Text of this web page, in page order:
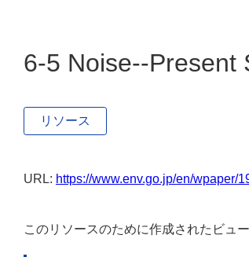
6-5 Noise--Present
リソース
URL: https://www.env.go.jp/en/wpaper/
このリソースのために作成されたビュ